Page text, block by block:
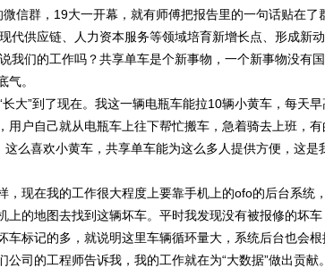
信群，19大一开幕，就有师傅把报告里的一句话贴在了
代供应链、人力资本服务等领域培育新增长点、形成新动
我们的工作吗？共享单车是个新事物，一个新事物没有
。
大”到了现在。我这一辆电瓶车能拉10辆小黄车，每天早
户自己就从电瓶车上往下帮忙搬车，急着骑去上班，有
么喜欢小黄车，共享单车能为这么多人提供方便，这是
现在我的工作很大程度上要靠手机上的ofo的后台系统
的地图去找到这辆坏车。平时我发现没有被报修的坏车
标记的多，就说明这里车辆循环量大，系统后台也会根
司的工程师告诉我，我的工作就在为“大数据”做出贡献。